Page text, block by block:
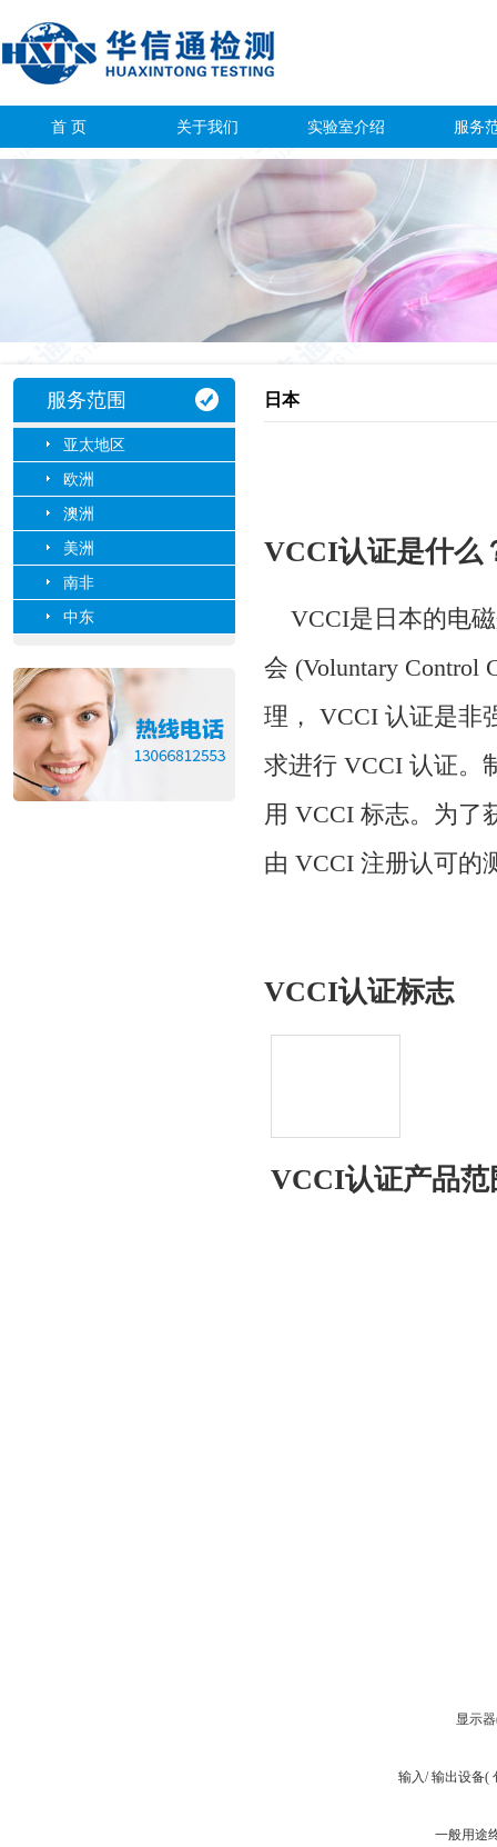
首 页 关于我们 实验室介绍 服务
服务范围
亚太地区
欧洲
澳洲
美洲
南非
中东
日本
VCCI认证是什么
VCCI是日本的电
会 (Voluntary Control
理， VCCI 认证是非
求进行 VCCI 认证。
用 VCCI 标志。为了
由 VCCI 注册认可的
VCCI认证标志
VCCI认证产品范
显示
输入/ 输出设备(
一般用途